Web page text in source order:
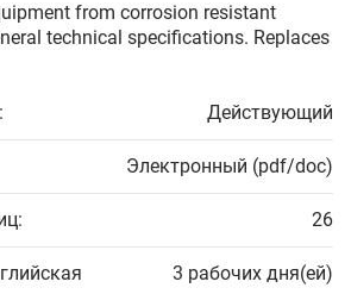
from corrosion resistant
technical specifications. Replaces
Действующий
Электронный (pdf/doc)
26
3 рабочих дня(ей)